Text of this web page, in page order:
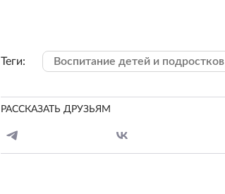
Теги: Воспитание детей и подростков
РАССКАЗАТЬ ДРУЗЬЯМ